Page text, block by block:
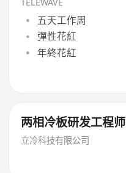
TELEWAVE
五天工作周
彈性花紅
年終花紅
两相冷板研发工程师
立冷科技有限公司